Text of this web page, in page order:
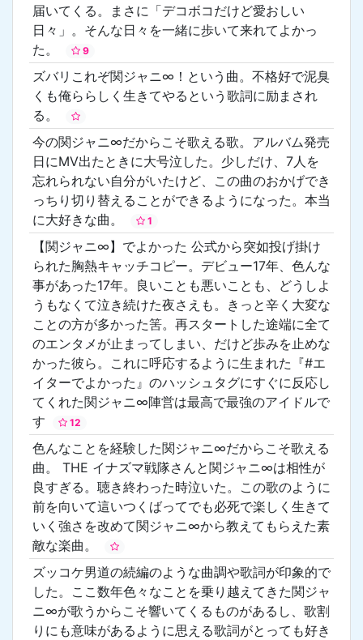
届いてくる。まさに「デコボコだけど愛おしい
日々」。そんな日々を一緒に歩いて来れてよかっ
た。
9
ズバリこれぞ関ジャニ∞！という曲。不格好で泥臭
くも俺ららしく生きてやるという歌詞に励まされ
る。
今の関ジャニ∞だからこそ歌える歌。アルバム発売
日にMV出たときに大号泣した。少しだけ、7人を
忘れられない自分がいたけど、この曲のおかげでき
っちり切り替えることができるようになった。本当
に大好きな曲。
1
【関ジャニ∞】でよかった 公式から突如投げ掛け
られた胸熱キャッチコピー。デビュー17年、色んな
事があった17年。良いことも悪いことも、どうしよ
うもなくて泣き続けた夜さえも。きっと辛く大変な
ことの方が多かった筈。再スタートした途端に全て
のエンタメが止まってしまい、だけど歩みを止めな
かった彼ら。これに呼応するように生まれた『#エ
イターでよかった』のハッシュタグにすぐに反応し
てくれた関ジャニ∞陣営は最高で最強のアイドルで
す
12
色んなことを経験した関ジャニ∞だからこそ歌える
曲。 THE イナズマ戦隊さんと関ジャニ∞は相性が
良すぎる。聴き終わった時泣いた。この歌のように
前を向いて這いつくばってでも必死で楽しく生きて
いく強さを改めて関ジャニ∞から教えてもらえた素
敵な楽曲。
ズッコケ男道の続編のような曲調や歌詞が印象的で
した。ここ数年色々なことを乗り越えてきた関ジャ
ニ∞が歌うからこそ響いてくるものがあるし、歌割
りにも意味があるように思える歌詞がとっても好き